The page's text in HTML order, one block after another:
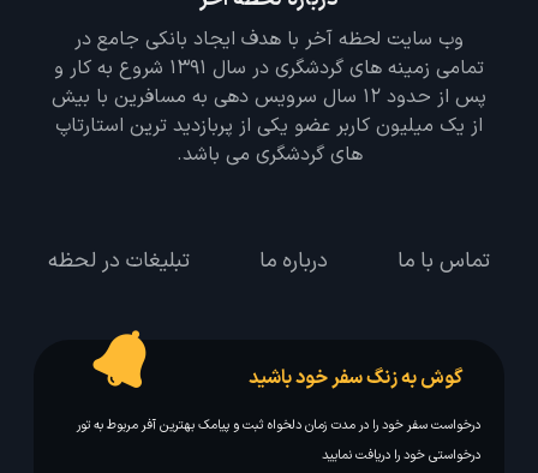
وب سایت لحظه آخر با هدف ایجاد بانکی جامع در
تمامی زمینه های گردشگری در سال 1391 شروع به کار و
پس از حدود 12 سال سرویس دهی به مسافرین با بیش
از یک میلیون کاربر عضو یکی از پربازدید ترین استارتاپ
های گردشگری می باشد.
تماس با ما درباره ما تبلیغات در لحظه
گوش به زنگ سفر خود باشید
درخواست سفر خود را در مدت زمان دلخواه ثبت و پیامک بهترین آفر مربوط به تور
درخواستی خود را دریافت نمایید